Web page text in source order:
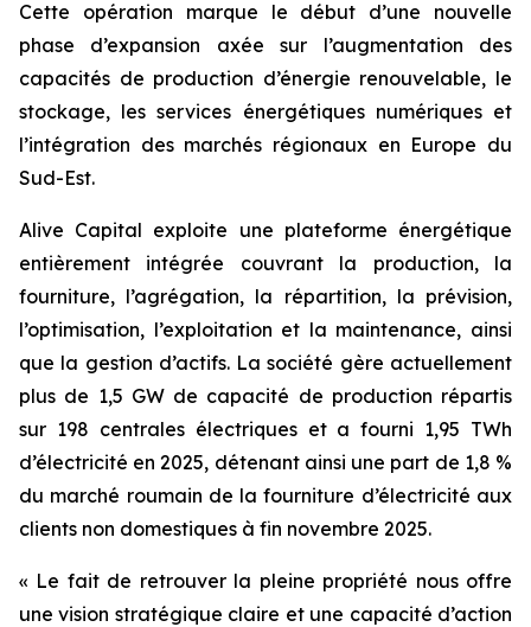
Cette opération marque le début d’une nouvelle
phase d’expansion axée sur l’augmentation des
capacités de production d’énergie renouvelable, le
stockage, les services énergétiques numériques et
l’intégration des marchés régionaux en Europe du
Sud-Est.
Alive Capital exploite une plateforme énergétique
entièrement intégrée couvrant la production, la
fourniture, l’agrégation, la répartition, la prévision,
l’optimisation, l’exploitation et la maintenance, ainsi
que la gestion d’actifs. La société gère actuellement
plus de 1,5 GW de capacité de production répartis
sur 198 centrales électriques et a fourni 1,95 TWh
d’électricité en 2025, détenant ainsi une part de 1,8 %
du marché roumain de la fourniture d’électricité aux
clients non domestiques à fin novembre 2025.
« Le fait de retrouver la pleine propriété nous offre
une vision stratégique claire et une capacité d’action